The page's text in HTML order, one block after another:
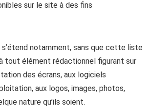
sur le site à des fins
notamment, sans que cette liste
tout élément rédactionnel figurant sur
des écrans, aux logiciels
aux logos, images, photos,
nature qu’ils soient.